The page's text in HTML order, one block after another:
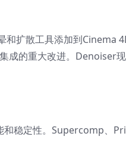
扩散工具添加到Cinema
成的重大改进。Denoiser
和稳定性。Supercomp、